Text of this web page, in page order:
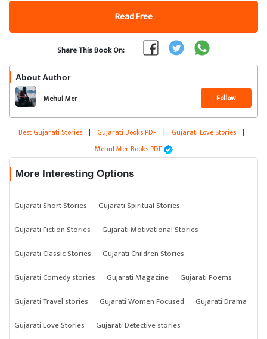
Read Free
Share This Book On:
About Author
Mehul Mer Follow
Best Gujarati Stories | Gujarati Books PDF | Gujarati Love Stories |
Mehul Mer Books PDF
More Interesting Options
Gujarati Short Stories
Gujarati Spiritual Stories
Gujarati Fiction Stories
Gujarati Motivational Stories
Gujarati Classic Stories
Gujarati Children Stories
Gujarati Comedy stories
Gujarati Magazine
Gujarati Poems
Gujarati Travel stories
Gujarati Women Focused
Gujarati Drama
Gujarati Love Stories
Gujarati Detective stories